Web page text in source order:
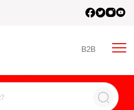
B2B